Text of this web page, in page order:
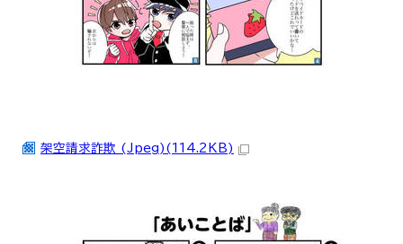
架空請求詐欺 (Jpeg)(114.2KB)